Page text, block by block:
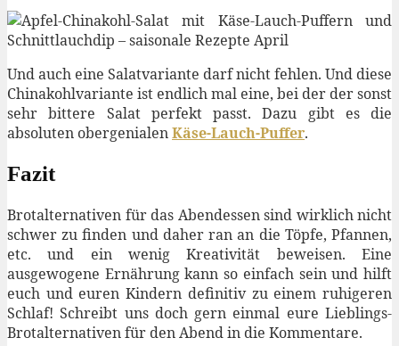
Und auch eine Salatvariante darf nicht fehlen. Und diese
Chinakohlvariante ist endlich mal eine, bei der der sonst
sehr bittere Salat perfekt passt. Dazu gibt es die
absoluten obergenialenKäse-Lauch-Puffer.
Fazit
Brotalternativen für das Abendessen sind wirklich nicht
schwer zu finden und daher ran an die Töpfe, Pfannen,
etc. und ein wenig Kreativität beweisen. Eine
ausgewogene Ernährung kann so einfach sein und hilft
euch und euren Kindern definitiv zu einem ruhigeren
Schlaf! Schreibt uns doch gern einmal eure Lieblings-
Brotalternativen für den Abend in die Kommentare.